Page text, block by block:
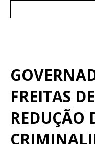
FREITAS
REDUÇÃO